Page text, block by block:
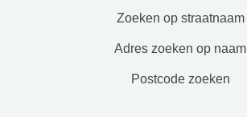
zoeken op straatnaam
adres zoeken op naam
postcode zoeken